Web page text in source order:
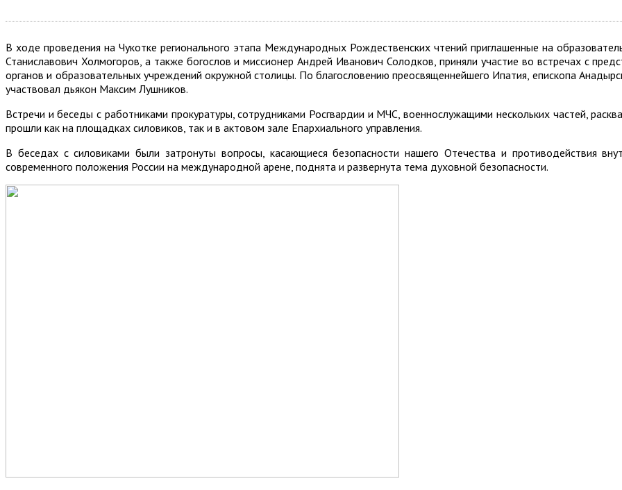
В ходе проведения на Чукотке регионального этапа Международных Рождественских чтений приглашенные на
Станиславович Холмогоров, а также богослов и миссионер Андрей Иванович Солодков, приняли участие во встречах с
органов и образовательных учреждений окружной столицы. По благословению преосвященнейшего Ипатия, епископа
участвовал дьякон Максим Лушников.
Встречи и беседы с работниками прокуратуры, сотрудниками Росгвардии и МЧС, военнослужащими нескольких частей,
прошли как на площадках силовиков, так и в актовом зале Епархиального управления.
В беседах с силовиками были затронуты вопросы, касающиеся безопасности нашего Отечества и противодействия
современного положения России на международной арене, поднята и развернута тема духовной безопасности.